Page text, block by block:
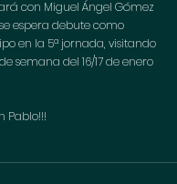
con Miguel Ángel Gómez
espera debute como
en la 5ª jornada, visitando
semana del 16/17 de enero
Pablo!!!